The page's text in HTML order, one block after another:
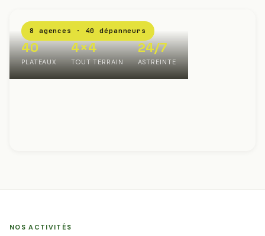
8 agences · 40 dépanneurs
40
PLATEAUX
4×4
TOUT TERRAIN
24/7
ASTREINTE
NOS ACTIVITÉS